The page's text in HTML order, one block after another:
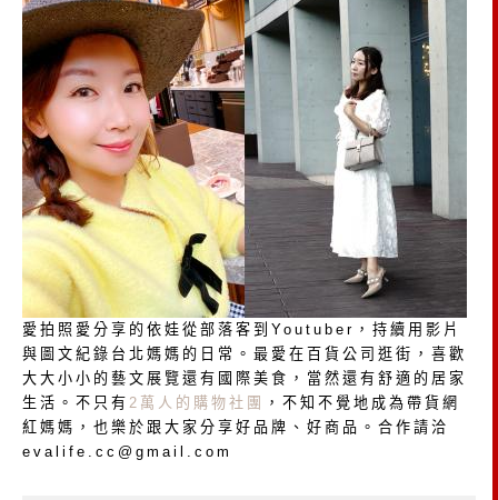
愛拍照愛分享的依娃從部落客到Youtuber，持續用影片
與圖文紀錄台北媽媽的日常。最愛在百貨公司逛街，喜歡
大大小小的藝文展覽還有國際美食，當然還有舒適的居家
生活。不只有 2萬人的購物社團
，不知不覺地成為帶貨網
紅媽媽，也樂於跟大家分享好品牌、好商品。合作請洽
evalife.cc@gmail.com